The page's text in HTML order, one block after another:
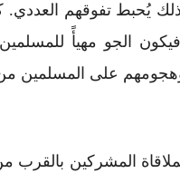
يُحبط تفوقهم
الجو مهيأً
وهجومهم على المسلمين
المشركين